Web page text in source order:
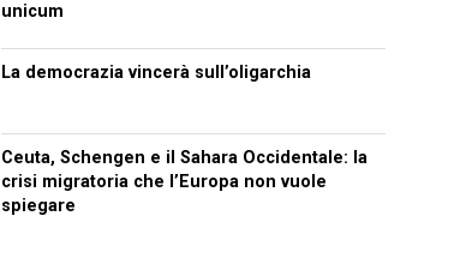
unicum
La democrazia vincerà sull’oligarchia
Ceuta, Schengen e il Sahara Occidentale: la
crisi migratoria che l’Europa non vuole
spiegare